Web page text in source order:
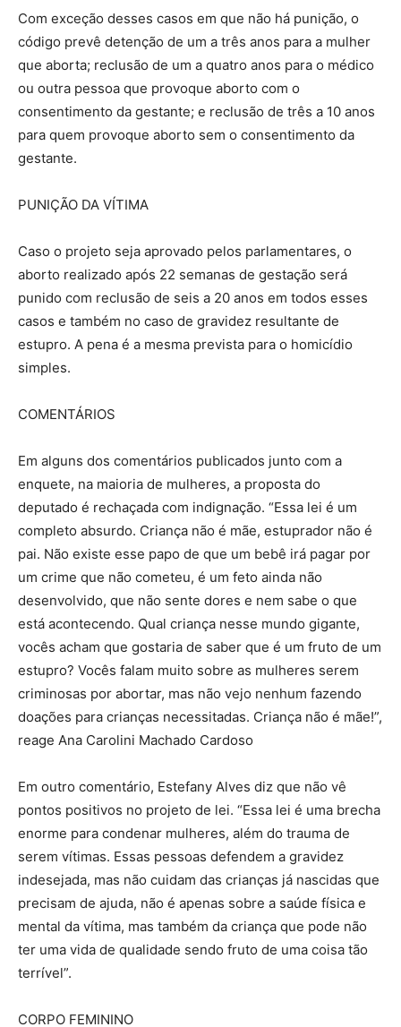
Com exceção desses casos em que não há punição, o
código prevê detenção de um a três anos para a mulher
que aborta; reclusão de um a quatro anos para o médico
ou outra pessoa que provoque aborto com o
consentimento da gestante; e reclusão de três a 10 anos
para quem provoque aborto sem o consentimento da
gestante.
PUNIÇÃO DA VÍTIMA
Caso o projeto seja aprovado pelos parlamentares, o
aborto realizado após 22 semanas de gestação será
punido com reclusão de seis a 20 anos em todos esses
casos e também no caso de gravidez resultante de
estupro. A pena é a mesma prevista para o homicídio
simples.
COMENTÁRIOS
Em alguns dos comentários publicados junto com a
enquete, na maioria de mulheres, a proposta do
deputado é rechaçada com indignação. “Essa lei é um
completo absurdo. Criança não é mãe, estuprador não é
pai. Não existe esse papo de que um bebê irá pagar por
um crime que não cometeu, é um feto ainda não
desenvolvido, que não sente dores e nem sabe o que
está acontecendo. Qual criança nesse mundo gigante,
vocês acham que gostaria de saber que é um fruto de um
estupro? Vocês falam muito sobre as mulheres serem
criminosas por abortar, mas não vejo nenhum fazendo
doações para crianças necessitadas. Criança não é mãe!”,
reage Ana Carolini Machado Cardoso
Em outro comentário, Estefany Alves diz que não vê
pontos positivos no projeto de lei. “Essa lei é uma brecha
enorme para condenar mulheres, além do trauma de
serem vítimas. Essas pessoas defendem a gravidez
indesejada, mas não cuidam das crianças já nascidas que
precisam de ajuda, não é apenas sobre a saúde física e
mental da vítima, mas também da criança que pode não
ter uma vida de qualidade sendo fruto de uma coisa tão
terrível”.
CORPO FEMININO